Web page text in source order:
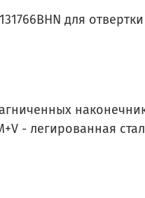
для отвертки
- легированная